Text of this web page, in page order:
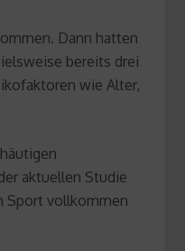
Dann hatten
bereits drei
wie Alter,
aktuellen Studie
Sport vollkommen